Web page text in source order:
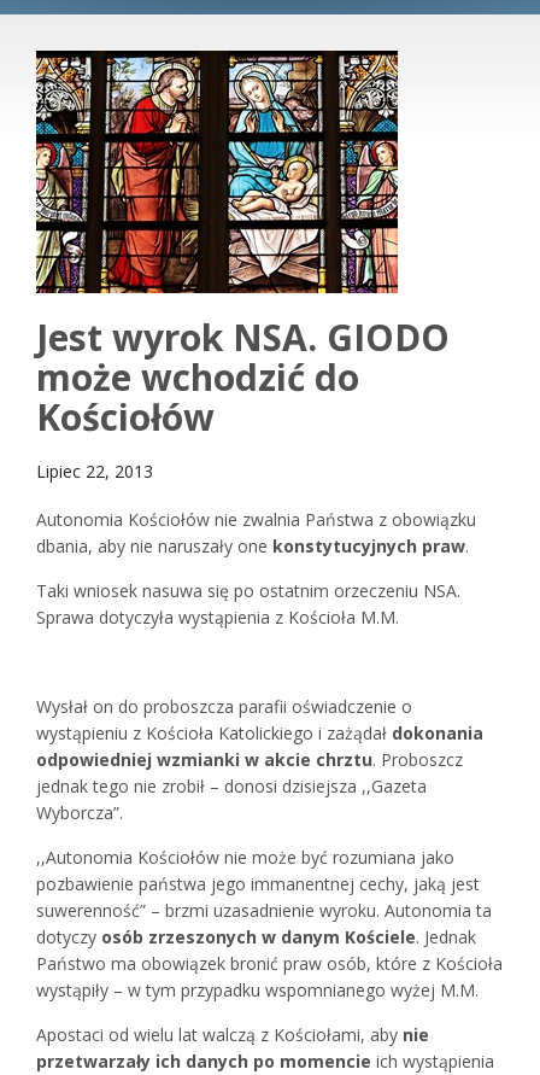
Jest wyrok NSA. GIODO
może wchodzić do
Kościołów
Lipiec 22, 2013
Autonomia Kościołów nie zwalnia Państwa z obowiązku
dbania, aby nie naruszały one konstytucyjnych praw.
Taki wniosek nasuwa się po ostatnim orzeczeniu NSA.
Sprawa dotyczyła wystąpienia z Kościoła M.M.
Wysłał on do proboszcza parafii oświadczenie o
wystąpieniu z Kościoła Katolickiego i zażądał dokonania
odpowiedniej wzmianki w akcie chrztu. Proboszcz
jednak tego nie zrobił – donosi dzisiejsza ,,Gazeta
Wyborcza”.
,,Autonomia Kościołów nie może być rozumiana jako
pozbawienie państwa jego immanentnej cechy, jaką jest
suwerenność” – brzmi uzasadnienie wyroku. Autonomia ta
dotyczy osób zrzeszonych w danym Kościele. Jednak
Państwo ma obowiązek bronić praw osób, które z Kościoła
wystąpiły – w tym przypadku wspomnianego wyżej M.M.
Apostaci od wielu lat walczą z Kościołami, aby nie
przetwarzały ich danych po momencie ich wystąpienia